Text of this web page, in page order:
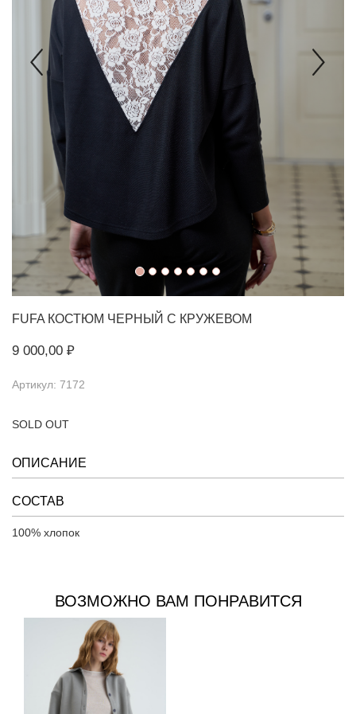
FUFA КОСТЮМ ЧЕРНЫЙ С КРУЖЕВОМ
9 000,00 ₽
Артикул: 7172
SOLD OUT
ОПИСАНИЕ
СОСТАВ
100% хлопок
ВОЗМОЖНО ВАМ ПОНРАВИТСЯ